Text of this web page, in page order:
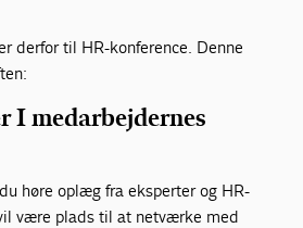
derfor til HR-konference. Denne
I medarbejdernes
høre oplæg fra eksperter og HR-
være plads til at netværke med